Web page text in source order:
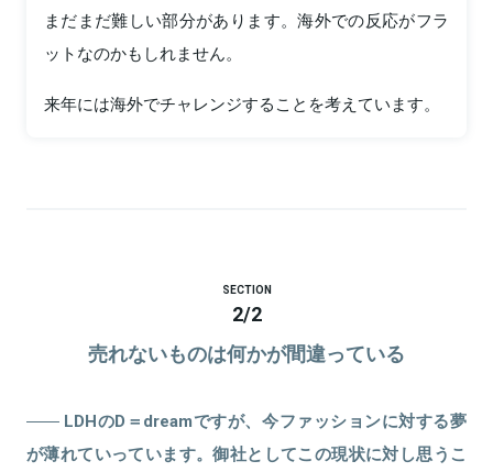
まだまだ難しい部分があります。海外での反応がフラ
ットなのかもしれません。
来年には海外でチャレンジすることを考えています。
SECTION
2/2
売れないものは何かが間違っている
LDHのD＝dreamですが、今ファッションに対する夢
が薄れていっています。御社としてこの現状に対し思うこ